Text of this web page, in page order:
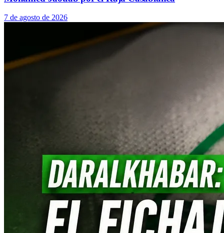
7 de agosto de 2026